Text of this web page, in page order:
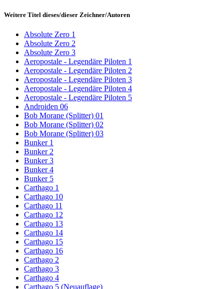
Weitere Titel dieses/dieser Zeichner/Autoren
Absolute Zero 1
Absolute Zero 2
Absolute Zero 3
Aeropostale - Legendäre Piloten 1
Aeropostale - Legendäre Piloten 2
Aeropostale - Legendäre Piloten 3
Aeropostale - Legendäre Piloten 4
Aeropostale - Legendäre Piloten 5
Androiden 06
Bob Morane (Splitter) 01
Bob Morane (Splitter) 02
Bob Morane (Splitter) 03
Bunker 1
Bunker 2
Bunker 3
Bunker 4
Bunker 5
Carthago 1
Carthago 10
Carthago 11
Carthago 12
Carthago 13
Carthago 14
Carthago 15
Carthago 16
Carthago 2
Carthago 3
Carthago 4
Carthago 5 (Neuauflage)